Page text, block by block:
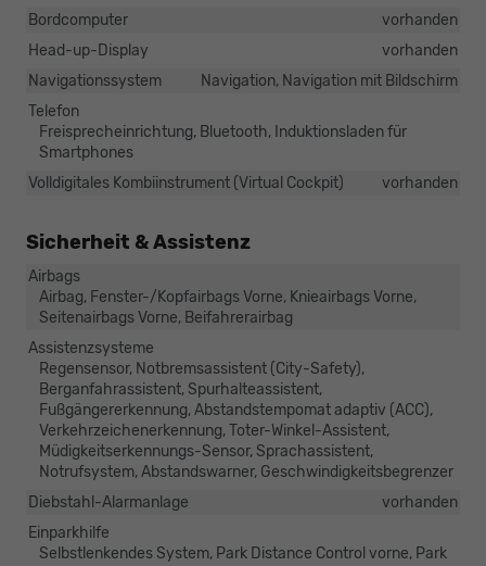
Bordcomputer
vorhanden
Head-up-Display
vorhanden
Navigationssystem
Navigation, Navigation mit Bildschirm
Telefon
Freisprecheinrichtung, Bluetooth, Induktionsladen für
Smartphones
Volldigitales Kombiinstrument (Virtual Cockpit)
vorhanden
Sicherheit & Assistenz
Airbags
Airbag, Fenster-/Kopfairbags Vorne, Knieairbags Vorne,
Seitenairbags Vorne, Beifahrerairbag
Assistenzsysteme
Regensensor, Notbremsassistent (City-Safety),
Berganfahrassistent, Spurhalteassistent,
Fußgängererkennung, Abstandstempomat adaptiv (ACC),
Verkehrzeichenerkennung, Toter-Winkel-Assistent,
Müdigkeitserkennungs-Sensor, Sprachassistent,
Notrufsystem, Abstandswarner, Geschwindigkeitsbegrenzer
Diebstahl-Alarmanlage
vorhanden
Einparkhilfe
Selbstlenkendes System, Park Distance Control vorne, Park